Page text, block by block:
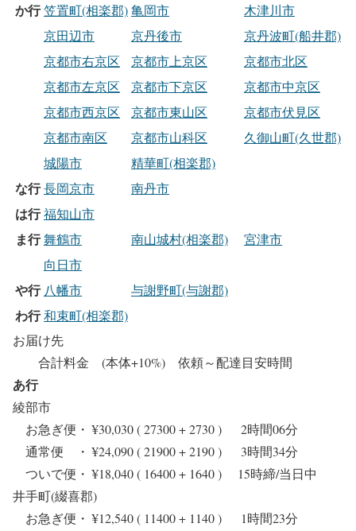
か行笠置町(相楽郡)亀岡市
木津川市
京田辺市
京丹後市
京丹波町(船井郡)
京都市右京区
京都市上京区
京都市北区
京都市左京区
京都市下京区
京都市中京区
京都市西京区
京都市東山区
京都市伏見区
京都市南区
京都市山科区
久御山町(久世郡)
城陽市
精華町(相楽郡)
な行長岡京市 南丹市
は行福知山市
ま行舞鶴市 南山城村(相楽郡)
宮津市
向日市
や行 八幡市 与謝野町(与謝郡)
わ行和束町(相楽郡)
お届け先
合計料金 (本体+10%) 依頼～配達目安時間
あ行
綾部市
お急ぎ便・ ¥30,030 ( 27300 + 2730 ) 2時間06分
通常便 ・ ¥24,090 ( 21900 + 2190 ) 3時間34分
ついで便・ ¥18,040 ( 16400 + 1640 ) 15時締/当日中
井手町(綴喜郡)
お急ぎ便・ ¥12,540 ( 11400 + 1140 ) 1時間23分